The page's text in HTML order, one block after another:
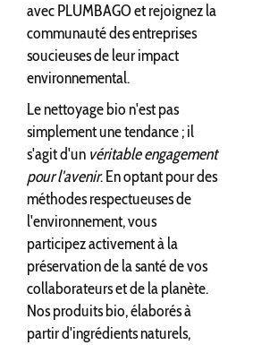
avec PLUMBAGO et rejoignez la
communauté des entreprises
soucieuses de leur impact
environnemental.
Le nettoyage bio n'est pas
simplement une tendance ; il
s'agit d'un véritable engagement
pour l'avenir. En optant pour des
méthodes respectueuses de
l'environnement, vous
participez activement à la
préservation de la santé de vos
collaborateurs et de la planète.
Nos produits bio, élaborés à
partir d'ingrédients naturels,